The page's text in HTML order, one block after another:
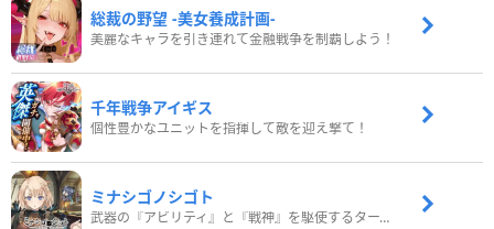
総裁の野望 -美女養成計画-
美麗なキャラを引き連れて金融戦争を制覇しよう！
千年戦争アイギス
個性豊かなユニットを指揮して敵を迎え撃て！
ミナシゴノシゴト
武器の『アビリティ』と『戦神』を駆使するターン制コマンドバトルRPG！